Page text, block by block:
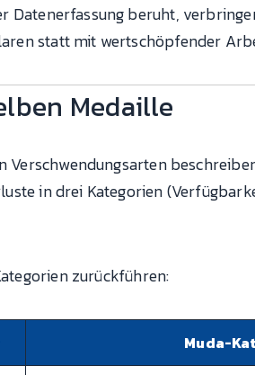
Datenerfassung beruht,
statt mit wertschöpfender
Medaille
in drei Kategorien
zurückführen:
Muda-